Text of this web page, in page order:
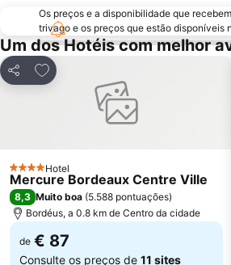
Os preços e a disponibilidade que
trivago e os preços que estão disponíveis
Um dos Hotéis com melhor
Partilhar
Adicionar aos favoritos
4 Estrelas
Hotel
Mercure Bordeaux Centre Ville
8,3 Muito boa (5.588 pontuações)
Bordéus, a 0.8 km de Centro da cidade
de € 87
Consulte os preços de 11 sites